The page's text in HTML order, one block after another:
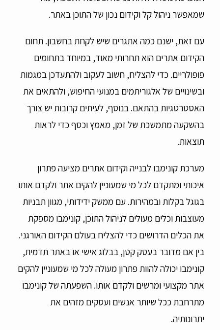
שמאפשר ניהול קל וקידום נכון של התוכן באתר.
עם זאת, ישנם כמה אתגרים שיש לקחת בחשבון. תחום
הקידום אתרים הוא תחרותי מאוד, במיוחד בתחומים
פופולריים. כדי להצליח, חשוב לעקוב ולהתעדכן במגמות
ובשינויים של אלגוריתמים במנועי החיפוש, ולהתאים את
האסטרטגיות בהתאם. בנוסף, לעיתים קרובות יש צורך
בהשקעה מתמשכת של זמן, מאמץ וכסף כדי לראות
תוצאות.
מערכת קונימבו לבנייה וקידום אתרים מציעה פתרון
איכותי ומתקדם לכל מי שמעוניין להקים אתר ולקדם אותו
בגוגל בקלות ובמהירות. עם ממשק ידידותי, מגוון תבניות
מעוצבות וכלים מעולים לניהול התוכן, קונימבו מספקת
את הכלים הדרושים כדי להצליח בעולם הקידום האורגני.
בין אם מדובר בעסק קטן, בבלוג אישי או באתר תדמית,
קונימבו יכולה להוות פתרון מעולה לכל מי שמעוניין להקים
אתר מקצועי ומרשים ולקדם אותו. השפעתה של קונימבו
מתרחבת ככל שיותר אנשים ועסקים מזהים את
יתרונותיה.